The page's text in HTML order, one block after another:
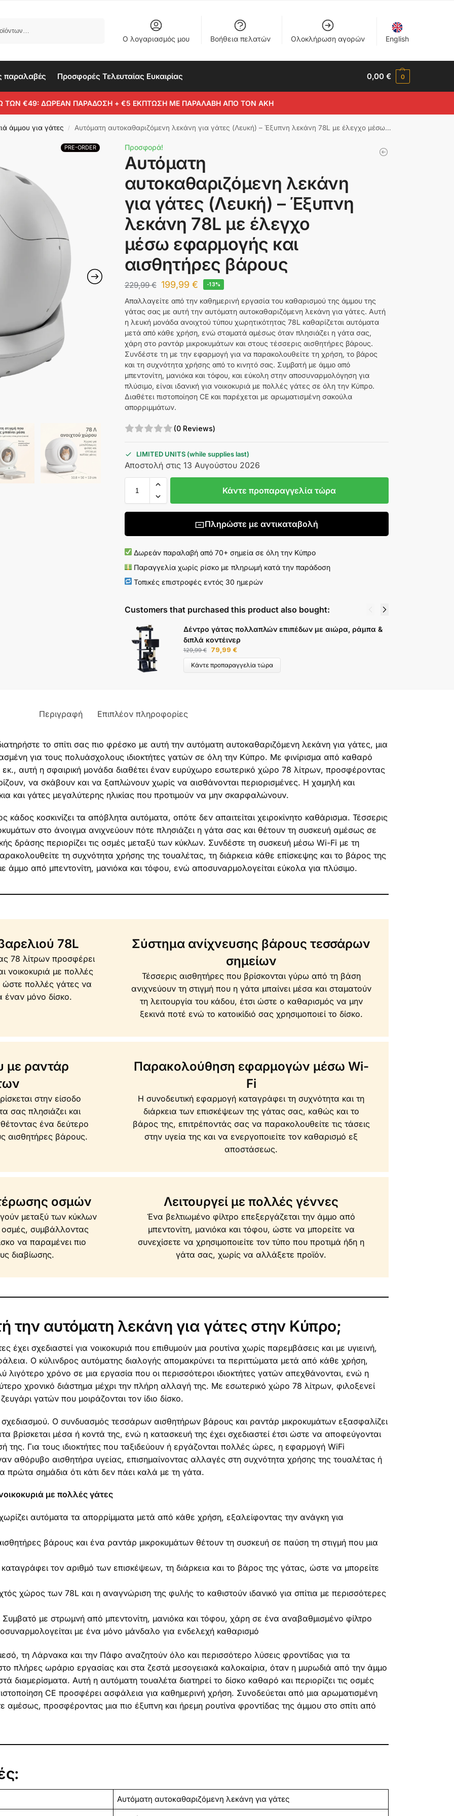
Ο λογαριασμός μου Βοήθεια πελατών Ολοκλήρωση αγορών English
παραλαβές Προσφορές Τελευταίας Ευκαιρίας 0,00€ 0
ΤΩΝ €49: ΔΩΡΕΑΝ ΠΑΡΑΔΟΣΗ + €5 ΕΚΠΤΩΣΗ ΜΕ ΠΑΡΑΛΑΒΗ ΑΠΟ ΤΟΝ ΑΚΗ
άμμου για γάτες / Αυτόματη αυτοκαθαριζόμενη λεκάνη για γάτες (Λευκή) – Έξυπνη λεκάνη 78L με έλεγχο μέσω εφαρμογής και αισθητήρες βάρους
PRE-ORDER Προσφορά!
Αυτόματη
αυτοκαθαριζόμενη λεκάνη
για γάτες (Λευκή) – Έξυπνη
λεκάνη 78L με έλεγχο
μέσω εφαρμογής και
αισθητήρες βάρους
229,99€ 199,99 € -13%
Απαλλαγείτε από την καθημερινή εργασία του καθαρισμού της άμμου της
γάτας σας με αυτή την αυτόματη αυτοκαθαριζόμενη λεκάνη για γάτες. Αυτή
η λευκή μονάδα ανοιχτού τύπου χωρητικότητας 78L καθαρίζεται αυτόματα
μετά από κάθε χρήση, ενώ σταματά αμέσως όταν πλησιάζει η γάτα σας,
χάρη στο ραντάρ μικροκυμάτων και στους τέσσερις αισθητήρες βάρους.
Συνδέστε τη με την εφαρμογή για να παρακολουθείτε τη χρήση, το βάρος
και τη συχνότητα χρήσης από το κινητό σας. Συμβατή με άμμο από
μπεντονίτη, μανιόκα και τόφου, και εύκολη στην αποσυναρμολόγηση για
πλύσιμο, είναι ιδανική για νοικοκυριά με πολλές γάτες σε όλη την Κύπρο.
Διαθέτει πιστοποίηση CE και παρέχεται με αρωματισμένη σακούλα
απορριμμάτων.
(0 Reviews)
LIMITED UNITS (while supplies last)
Αποστολή στις 13 Αυγούστου 2026
Κάντε προπαραγγελία τώρα
Πληρώστε με αντικαταβολή
Δωρεάν παραλαβή από 70+ σημεία σε όλη την Κύπρο
Παραγγελία χωρίς ρίσκο με πληρωμή κατά την παράδοση
Τοπικές επιστροφές εντός 30 ημερών
Customers that purchased this product also bought:
Δέντρο γάτας πολλαπλών επιπέδων με αιώρα, ράμπα &
διπλά κοντέινερ
129,99€ 79,99 €
Κάντε προπαραγγελία τώρα
Περιγραφή Επιπλέον πληροφορίες
το σπίτι σας πιο φρέσκο με αυτή την αυτόματη αυτοκαθαριζόμενη λεκάνη για γάτες, μια
για τους πολυάσχολους ιδιοκτήτες γατών σε όλη την Κύπρο. Με φινίρισμα από καθαρό
αυτή η σφαιρική μονάδα διαθέτει έναν ευρύχωρο εσωτερικό χώρο 78 λίτρων, προσφέροντας
να σκάβουν και να ξαπλώνουν χωρίς να αισθάνονται περιορισμένες. Η χαμηλή και
και γάτες μεγαλύτερης ηλικίας που προτιμούν να μην σκαρφαλώνουν.
κοσκινίζει τα απόβλητα αυτόματα, οπότε δεν απαιτείται χειροκίνητο καθάρισμα. Τέσσερις
στο άνοιγμα ανιχνεύουν πότε πλησιάζει η γάτα σας και θέτουν τη συσκευή αμέσως σε
δράσης περιορίζει τις οσμές μεταξύ των κύκλων. Συνδέστε τη συσκευή μέσω Wi-Fi με τη
τη συχνότητα χρήσης της τουαλέτας, τη διάρκεια κάθε επίσκεψης και το βάρος της
άμμο από μπεντονίτη, μανιόκα και τόφου, ενώ αποσυναρμολογείται εύκολα για πλύσιμο.
78L
78 λίτρων προσφέρει
νοικοκυριά με πολλές
ώστε πολλές γάτες να
έναν μόνο δίσκο.
Σύστημα ανίχνευσης βάρους τεσσάρων
σημείων
Τέσσερις αισθητήρες που βρίσκονται γύρω από τη βάση
ανιχνεύουν τη στιγμή που η γάτα μπαίνει μέσα και σταματούν
τη λειτουργία του κάδου, έτσι ώστε ο καθαρισμός να μην
ξεκινά ποτέ ενώ το κατοικίδιό σας χρησιμοποιεί το δίσκο.
με ραντάρ
στην είσοδο
σας πλησιάζει και
ένα δεύτερο
αισθητήρες βάρους.
Παρακολούθηση εφαρμογών μέσω Wi-
Fi
Η συνοδευτική εφαρμογή καταγράφει τη συχνότητα και τη
διάρκεια των επισκέψεων της γάτας σας, καθώς και το
βάρος της, επιτρέποντάς σας να παρακολουθείτε τις τάσεις
στην υγεία της και να ενεργοποιείτε τον καθαρισμό εξ
αποστάσεως.
οσμών
μεταξύ των κύκλων
οσμές, συμβάλλοντας
να παραμένει πιο
διαβίωσης.
Λειτουργεί με πολλές γέννες
Ένα βελτιωμένο φίλτρο επεξεργάζεται την άμμο από
μπεντονίτη, μανιόκα και τόφου, ώστε να μπορείτε να
συνεχίσετε να χρησιμοποιείτε τον τύπο που προτιμά ήδη η
γάτα σας, χωρίς να αλλάξετε προϊόν.
την αυτόματη λεκάνη για γάτες στην Κύπρο;
έχει σχεδιαστεί για νοικοκυριά που επιθυμούν μια ρουτίνα χωρίς παρεμβάσεις και με υγιεινή,
Ο κύλινδρος αυτόματης διαλογής απομακρύνει τα περιττώματα μετά από κάθε χρήση,
λιγότερο χρόνο σε μια εργασία που οι περισσότεροι ιδιοκτήτες γατών απεχθάνονται, ενώ η
χρονικό διάστημα μέχρι την πλήρη αλλαγή της. Με εσωτερικό χώρο 78 λίτρων, φιλοξενεί
γατών που μοιράζονται τον ίδιο δίσκο.
σχεδιασμού. Ο συνδυασμός τεσσάρων αισθητήρων βάρους και ραντάρ μικροκυμάτων εξασφαλίζει
βρίσκεται μέσα ή κοντά της, ενώ η κατασκευή της έχει σχεδιαστεί έτσι ώστε να αποφεύγονται
της. Για τους ιδιοκτήτες που ταξιδεύουν ή εργάζονται πολλές ώρες, η εφαρμογή WiFi
αθόρυβο αισθητήρα υγείας, επισημαίνοντας αλλαγές στη συχνότητα χρήσης της τουαλέτας ή
σημάδια ότι κάτι δεν πάει καλά με τη γάτα.
με πολλές γάτες
αυτόματα τα απορρίμματα μετά από κάθε χρήση, εξαλείφοντας την ανάγκη για
βάρους και ένα ραντάρ μικροκυμάτων θέτουν τη συσκευή σε παύση τη στιγμή που μια
τον αριθμό των επισκέψεων, τη διάρκεια και το βάρος της γάτας, ώστε να μπορείτε
χώρος των 78L και η αναγνώριση της φυλής το καθιστούν ιδανικό για σπίτια με περισσότερες
Συμβατό με στρωμνή από μπεντονίτη, μανιόκα και τόφου, χάρη σε ένα αναβαθμισμένο φίλτρο
με ένα μόνο μάνδαλο για ενδελεχή καθαρισμό
τη Λάρνακα και την Πάφο αναζητούν όλο και περισσότερο λύσεις φροντίδας για τα
πλήρες ωράριο εργασίας και στα ζεστά μεσογειακά καλοκαίρια, όταν η μυρωδιά από την άμμο
διαμερίσματα. Αυτή η αυτόματη τουαλέτα διατηρεί το δίσκο καθαρό και περιορίζει τις οσμές
CE προσφέρει ασφάλεια για καθημερινή χρήση. Συνοδεύεται από μια αρωματισμένη
αμέσως, προσφέροντας μια πιο έξυπνη και ήρεμη ρουτίνα φροντίδας της άμμου στο σπίτι από
Αυτόματη αυτοκαθαριζόμενη λεκάνη για γάτες